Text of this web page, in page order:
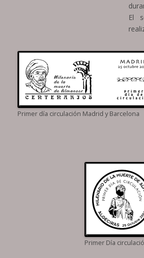
El
Primer día circulación Madrid y Barcelona
Primer Día